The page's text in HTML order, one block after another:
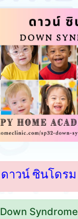
ดาวน์ ซินโดรม
Down Syndrome